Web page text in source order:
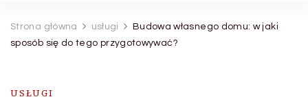
Strona główna usługi
Budowa własnego domu: w jaki
sposób się do tego przygotowywać?
USŁUGI